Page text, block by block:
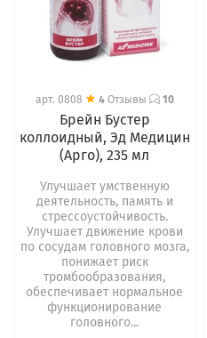
арт. 0808 4Отзывы 10
Брейн Бустер
коллоидный, Эд Медицин
(Арго), 235 мл
Улучшает умственную
деятельность, память и
стрессоустойчивость.
Улучшает движение крови
по сосудам головного мозга,
понижает риск
тромбообразования,
обеспечивает нормальное
функционирование
головного...